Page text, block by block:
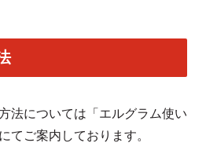
法については「エルグラム使い
てご案内しております。